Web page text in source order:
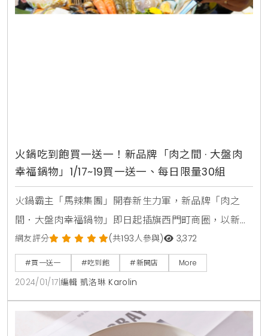
4/30前不限平假日，身分證號中符合3、4、5數字任1
火鍋吃到飽買一送一！新品牌「肉之間 · 大盤肉
幸福鍋物」1/17~19買一送一、每日限量30組
火鍋霸主「馬辣集團」開春新生力軍，新品牌「肉之
間．大盤肉幸福鍋物」即日起插旗西門町商圈，以新型
態概念經營，從湯底、主餐到配菜，所有內容讓消費者
自主性搭配，完全不必怕踩雷，在豐富的肉與肉之間挑
選，無論怎麼選，都能收穫大大滿足！主打特色幸福湯
底、大份量肉盤與海鮮，還有豐富的蔬食鍋物飲料自助
吧和台味滿滿飯食吧、哈根達斯冰淇淋吃到飽，只要
網友評分 (共193人參與) 3,372
#買一送一 #吃到飽 #新開店 More
2024/01/17 編輯 凱洛琳 Karolin